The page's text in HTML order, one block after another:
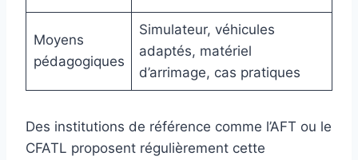
Moyens
pédagogiques
Simulateur, véhicules
adaptés, matériel
d’arrimage, cas pratiques
Des institutions de référence comme l’AFT ou le
CFATL proposent régulièrement cette